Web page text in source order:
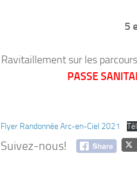
5
Ravitaillement sur les
PASSE
Flyer Randonnée Arc-en-Ciel 2021
Suivez-nous!